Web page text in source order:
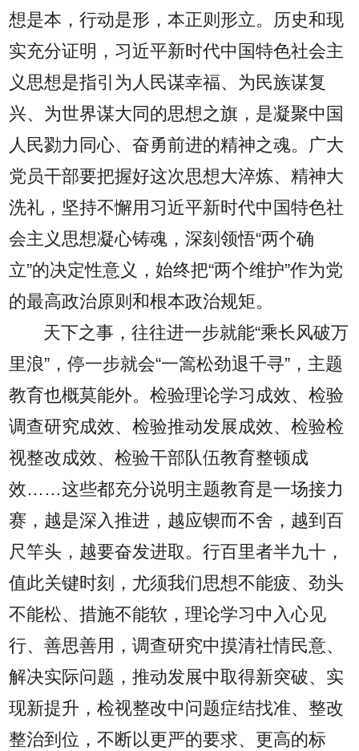
想是本，行动是形，本正则形立。历史和现
实充分证明，习近平新时代中国特色社会主
义思想是指引为人民谋幸福、为民族谋复
兴、为世界谋大同的思想之旗，是凝聚中国
人民勠力同心、奋勇前进的精神之魂。广大
党员干部要把握好这次思想大淬炼、精神大
洗礼，坚持不懈用习近平新时代中国特色社
会主义思想凝心铸魂，深刻领悟“两个确
立”的决定性意义，始终把“两个维护”作为党
的最高政治原则和根本政治规矩。
天下之事，往往进一步就能“乘长风破万
里浪”，停一步就会“一篙松劲退千寻”，主题
教育也概莫能外。检验理论学习成效、检验
调查研究成效、检验推动发展成效、检验检
视整改成效、检验干部队伍教育整顿成
效……这些都充分说明主题教育是一场接力
赛，越是深入推进，越应锲而不舍，越到百
尺竿头，越要奋发进取。行百里者半九十，
值此关键时刻，尤须我们思想不能疲、劲头
不能松、措施不能软，理论学习中入心见
行、善思善用，调查研究中摸清社情民意、
解决实际问题，推动发展中取得新突破、实
现新提升，检视整改中问题症结找准、整改
整治到位，不断以更严的要求、更高的标